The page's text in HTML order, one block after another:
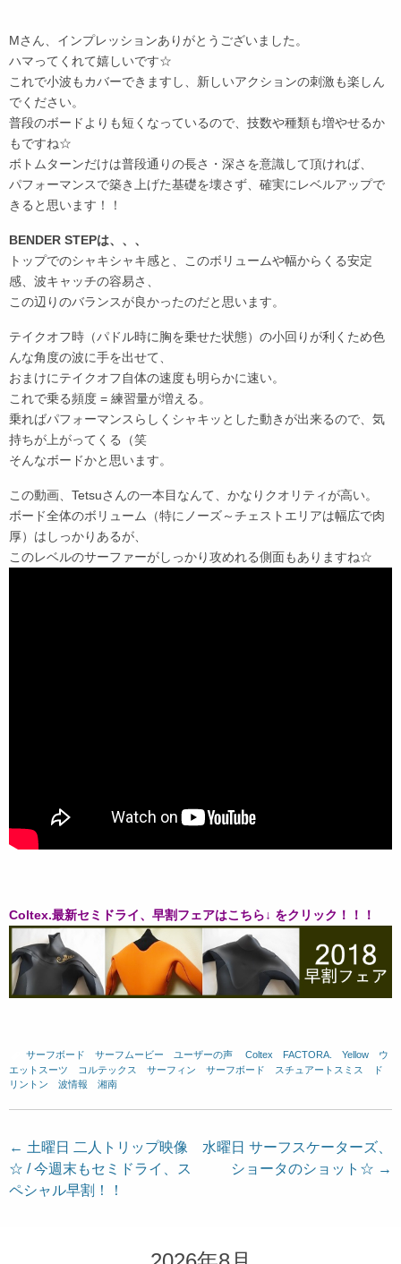
Mさん、インプレッションありがとうございました。
ハマってくれて嬉しいです☆
これで小波もカバーできますし、新しいアクションの刺激も楽しん
でください。
普段のボードよりも短くなっているので、技数や種類も増やせるか
もですね☆
ボトムターンだけは普段通りの長さ・深さを意識して頂ければ、
パフォーマンスで築き上げた基礎を壊さず、確実にレベルアップで
きると思います！！
BENDER STEPは、、、
トップでのシャキシャキ感と、このボリュームや幅からくる安定
感、波キャッチの容易さ、
この辺りのバランスが良かったのだと思います。
テイクオフ時（パドル時に胸を乗せた状態）の小回りが利くため色
んな角度の波に手を出せて、
おまけにテイクオフ自体の速度も明らかに速い。
これで乗る頻度 = 練習量が増える。
乗ればパフォーマンスらしくシャキッとした動きが出来るので、気
持ちが上がってくる（笑
そんなボードかと思います。
この動画、Tetsuさんの一本目なんて、かなりクオリティが高い。
ボード全体のボリューム（特にノーズ～チェストエリアは幅広で肉
厚）はしっかりあるが、
このレベルのサーファーがしっかり攻めれる側面もありますね☆
Coltex.最新セミドライ、早割フェアはこちら↓ をクリック！！！
サーフボード サーフムービー ユーザーの声 Coltex FACTORA. Yellow
ウ
エットスーツ
コルテックス サーフィン サーフボード スチュアートスミス
ド
リントン
波情報 湘南
投
稿
ナ
← 土曜日 二人トリップ映像
☆ / 今週末もセミドライ、ス
ペシャル早割！！
水曜日 サーフスケーターズ、
ショータのショット☆ →